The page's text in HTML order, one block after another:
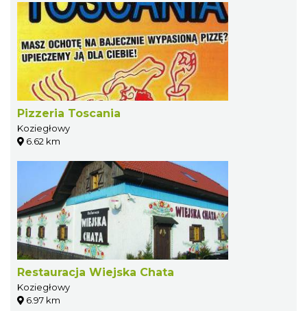
Pizzeria Toscania
Koziegłowy
6.62 km
Restauracja Wiejska Chata
Koziegłowy
6.97 km